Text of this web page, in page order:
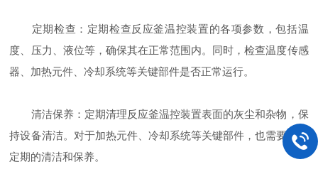
定期检查：定期检查反应釜温控装置的各项参数，包括温
度、压力、液位等，确保其在正常范围内。同时，检查温度传感
器、加热元件、冷却系统等关键部件是否正常运行。
清洁保养：定期清理反应釜温控装置表面的灰尘和杂物，保
持设备清洁。对于加热元件、冷却系统等关键部件，也需要进行
定期的清洁和保养。